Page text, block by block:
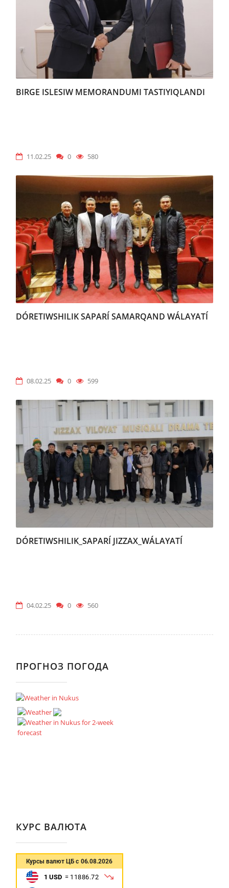
BIRGE ISLESIW MEMORANDUMI TASTIYIQLANDI
11.02.25 0 580
DÓRETIWSHILIK SAPARÍ SAMARQAND WÁLAYATÍ
08.02.25 0 599
DÓRETIWSHILIK_SAPARÍ JIZZAX_WÁLAYATÍ
04.02.25 0 560
ПРОГНОЗ ПОГОДА
КУРС ВАЛЮТА